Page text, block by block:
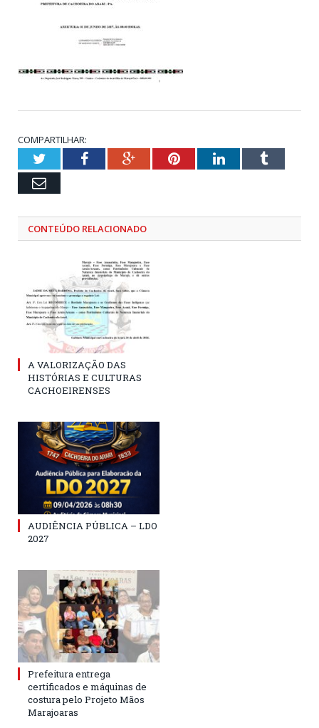
COMPARTILHAR:
TwitterFacebookGoogle+PinterestLinkedInTumblr
Email
CONTEÚDO RELACIONADO
A VALORIZAÇÃO DAS
HISTÓRIAS E CULTURAS
CACHOEIRENSES
AUDIÊNCIA PÚBLICA – LDO
2027
Prefeitura entrega
certificados e máquinas de
costura pelo Projeto Mãos
Marajoaras